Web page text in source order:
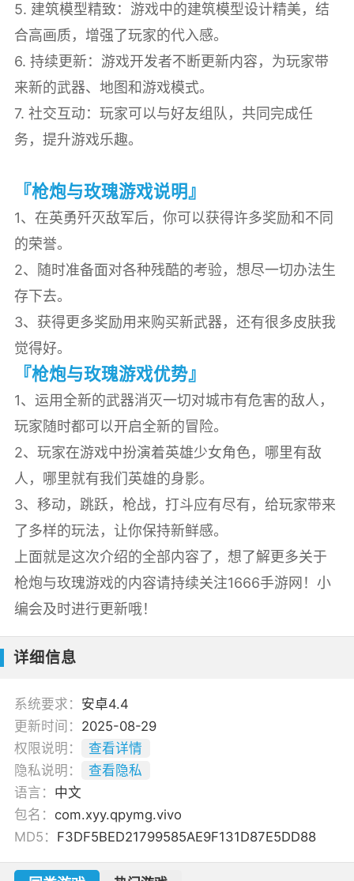
5. 建筑模型精致：游戏中的建筑模型设计精美，结
合高画质，增强了玩家的代入感。
6. 持续更新：游戏开发者不断更新内容，为玩家带
来新的武器、地图和游戏模式。
7. 社交互动：玩家可以与好友组队，共同完成任
务，提升游戏乐趣。
『枪炮与玫瑰游戏说明』
1、在英勇歼灭敌军后，你可以获得许多奖励和不同
的荣誉。
2、随时准备面对各种残酷的考验，想尽一切办法生
存下去。
3、获得更多奖励用来购买新武器，还有很多皮肤我
觉得好。
『枪炮与玫瑰游戏优势』
1、运用全新的武器消灭一切对城市有危害的敌人，
玩家随时都可以开启全新的冒险。
2、玩家在游戏中扮演着英雄少女角色，哪里有敌
人，哪里就有我们英雄的身影。
3、移动，跳跃，枪战，打斗应有尽有，给玩家带来
了多样的玩法，让你保持新鲜感。
上面就是这次介绍的全部内容了，想了解更多关于
枪炮与玫瑰游戏的内容请持续关注1666手游网！小
编会及时进行更新哦！
详细信息
系统要求： 安卓4.4
更新时间： 2025-08-29
权限说明：
查看详情
隐私说明：
查看隐私
语言： 中文
包名： com.xyy.qpymg.vivo
MD5： F3DF5BED21799585AE9F131D87E5DD88